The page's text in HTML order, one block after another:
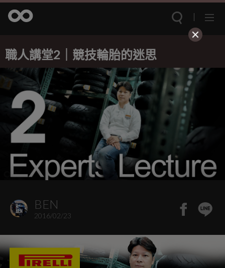
職人講堂2｜競技輪胎的迷思
BEN
2016/02/23